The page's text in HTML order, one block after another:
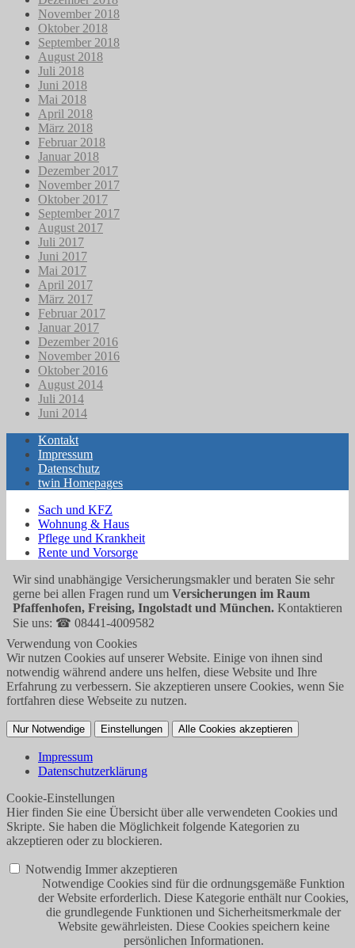
November 2018
Oktober 2018
September 2018
August 2018
Juli 2018
Juni 2018
Mai 2018
April 2018
März 2018
Februar 2018
Januar 2018
Dezember 2017
November 2017
Oktober 2017
September 2017
August 2017
Juli 2017
Juni 2017
Mai 2017
April 2017
März 2017
Februar 2017
Januar 2017
Dezember 2016
November 2016
Oktober 2016
August 2014
Juli 2014
Juni 2014
Kontakt
Impressum
Datenschutz
twin Homepages
Sach und KFZ
Wohnung & Haus
Pflege und Krankheit
Rente und Vorsorge
Wir sind unabhängige Versicherungsmakler und beraten Sie sehr
gerne bei allen Fragen rund um Versicherungen im Raum
Pfaffenhofen, Freising, Ingolstadt und München. Kontaktieren
Sie uns: ☎ 08441-4009582
Verwendung von Cookies
Wir nutzen Cookies auf unserer Website. Einige von ihnen sind
notwendig während andere uns helfen, diese Website und Ihre
Erfahrung zu verbessern. Sie akzeptieren unsere Cookies, wenn Sie
fortfahren diese Webseite zu nutzen.
Nur Notwendige Einstellungen Alle Cookies akzeptieren
Impressum
Datenschutzerklärung
Cookie-Einstellungen
Hier finden Sie eine Übersicht über alle verwendeten Cookies und
Skripte. Sie haben die Möglichkeit folgende Kategorien zu
akzeptieren oder zu blockieren.
Notwendig Immer akzeptieren
Notwendige Cookies sind für die ordnungsgemäße Funktion
der Website erforderlich. Diese Kategorie enthält nur Cookies,
die grundlegende Funktionen und Sicherheitsmerkmale der
Website gewährleisten. Diese Cookies speichern keine
persönlichen Informationen.